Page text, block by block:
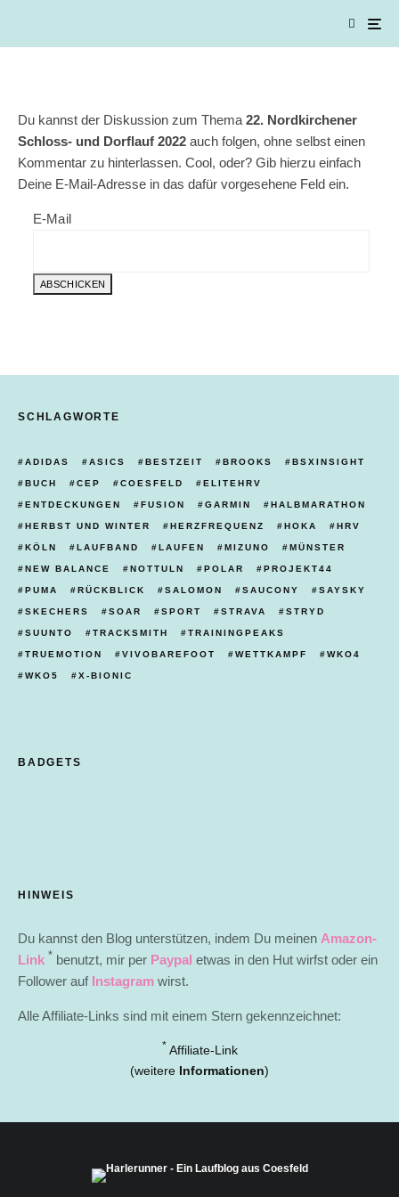
Du kannst der Diskussion zum Thema 22. Nordkirchener
Schloss- und Dorflauf 2022 auch folgen, ohne selbst einen
Kommentar zu hinterlassen. Cool, oder? Gib hierzu einfach
Deine E-Mail-Adresse in das dafür vorgesehene Feld ein.
E-Mail
SCHLAGWORTE
ADIDAS ASICS BESTZEIT BROOKS BSXINSIGHT
BUCH CEP COESFELD ELITEHRV
ENTDECKUNGEN FUSION GARMIN HALBMARATHON
HERBST UND WINTER HERZFREQUENZ HOKA HRV
KÖLN LAUFBAND LAUFEN MIZUNO MÜNSTER
NEW BALANCE NOTTULN POLAR PROJEKT44
PUMA RÜCKBLICK SALOMON SAUCONY SAYSKY
SKECHERS SOAR SPORT STRAVA STRYD
SUUNTO TRACKSMITH TRAININGPEAKS
TRUEMOTION VIVOBAREFOOT WETTKAMPF WKO4
WKO5 X-BIONIC
BADGETS
HINWEIS
Du kannst den Blog unterstützen, indem Du meinen Amazon-
Link * benutzt, mir per Paypal etwas in den Hut wirfst oder ein
Follower auf Instagram wirst.
Alle Affiliate-Links sind mit einem Stern gekennzeichnet:
* Affiliate-Link
(weitere Informationen)